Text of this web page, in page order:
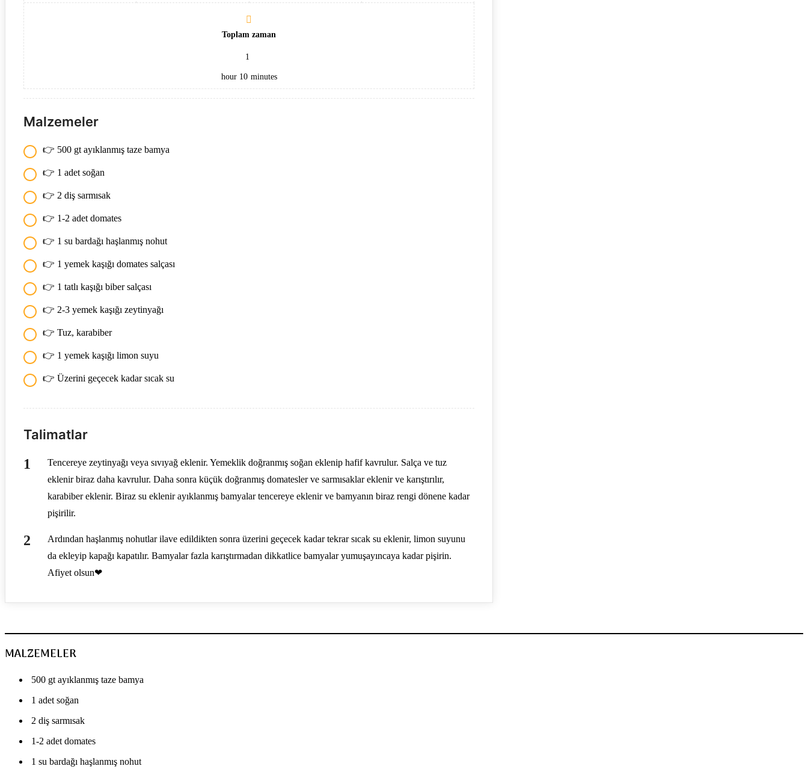
Toplam zaman
1
hour 10 minutes
Malzemeler
👉 500 gt ayıklanmış taze bamya
👉 1 adet soğan
👉 2 diş sarmısak
👉 1-2 adet domates
👉 1 su bardağı haşlanmış nohut
👉 1 yemek kaşığı domates salçası
👉 1 tatlı kaşığı biber salçası
👉 2-3 yemek kaşığı zeytinyağı
👉 Tuz, karabiber
👉 1 yemek kaşığı limon suyu
👉 Üzerini geçecek kadar sıcak su
Talimatlar
Tencereye zeytinyağı veya sıvıyağ eklenir. Yemeklik doğranmış soğan eklenip hafif kavrulur. Salça ve tuz
eklenir biraz daha kavrulur. Daha sonra küçük doğranmış domatesler ve sarmısaklar eklenir ve karıştırılır,
karabiber eklenir. Biraz su eklenir ayıklanmış bamyalar tencereye eklenir ve bamyanın biraz rengi dönene kadar
pişirilir.
Ardından haşlanmış nohutlar ilave edildikten sonra üzerini geçecek kadar tekrar sıcak su eklenir, limon suyunu
da ekleyip kapağı kapatılır. Bamyalar fazla karıştırmadan dikkatlice bamyalar yumuşayıncaya kadar pişirin.
Afiyet olsun❤
MALZEMELER
500 gt ayıklanmış taze bamya
1 adet soğan
2 diş sarmısak
1-2 adet domates
1 su bardağı haşlanmış nohut